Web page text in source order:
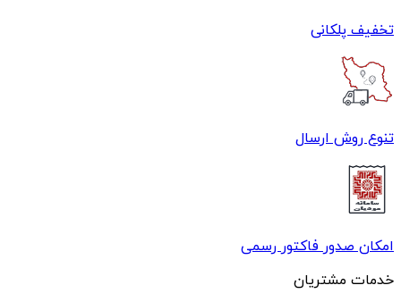
تخفیف پلکانی
تنوع روش ارسال
امکان صدور فاکتور رسمی
خدمات مشتریان